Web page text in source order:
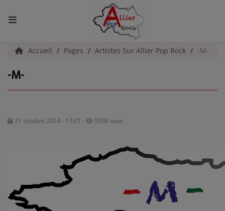
ACCUEIL
Actualités
AGENDA CULTUREL - ALLIER
EMISSIONS
Accueil Pages Artistes Sur Allier Pop Rock -M-
-M-
21 octobre 2014 - 17:01 - 9536 vues